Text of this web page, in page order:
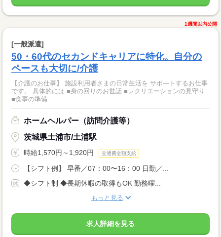
1週間以内公開
[一般派遣]
50・60代のセカンドキャリアに特化。自分の
ペースも大切に/介護
【介護のお仕事】 施設利用者さまの日常生活を サポ―トするお仕事
です。 具体的には ■身の回りのお世話 ■レクリエーションの見守り
■食事の準備 ...
ホームヘルパー（訪問介護等）
茨城県土浦市/土浦駅
時給1,570円～1,920円 交通費全額支給
【シフト例】 早番／07：00〜16：00 日勤／...
◆シフト制 ◆長期休暇の取得もOK 勤務曜...
もっと見る
求人詳細を見る